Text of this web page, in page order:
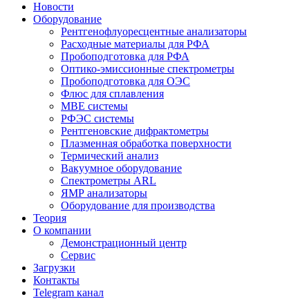
Новости
Оборудование
Рентгенофлуоресцентные анализаторы
Расходные материалы для РФА
Пробоподготовка для РФА
Оптико-эмиссионные спектрометры
Пробоподготовка для ОЭС
Флюс для сплавления
MBE системы
РФЭС системы
Рентгеновские дифрактометры
Плазменная обработка поверхности
Термический анализ
Вакуумное оборудование
Спектрометры ARL
ЯМР анализаторы
Оборудование для производства
Теория
О компании
Демонстрационный центр
Сервис
Загрузки
Контакты
Telegram канал